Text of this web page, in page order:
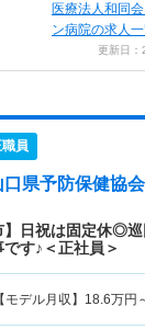
医療法人和同
ン病院の求人
更新日
員
県予防保健協
】日祝は固定休◎
す♪＜正社員＞
【モデル月収】 18.6万円